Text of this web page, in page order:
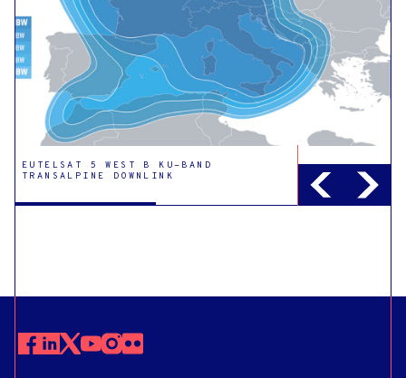
EUTELSAT 5 WEST B KU-BAND
TRANSALPINE DOWNLINK